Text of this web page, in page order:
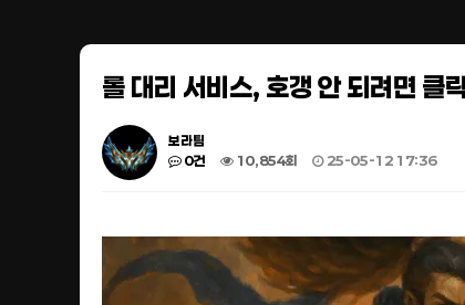
롤 대리 서비스, 호갱 안 되려면
보라팀
0건
10,854회 25-05-12 17:36